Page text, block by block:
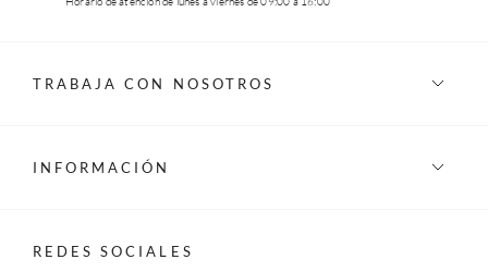
TRABAJA CON NOSOTROS
INFORMACIÓN
REDES SOCIALES